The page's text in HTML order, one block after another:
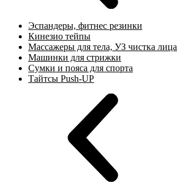
Эспандеры, фитнес резинки
Кинезио тейпы
Массажеры для тела, УЗ чистка лица
Машинки для стрижки
Сумки и пояса для спорта
Тайтсы Push-UP